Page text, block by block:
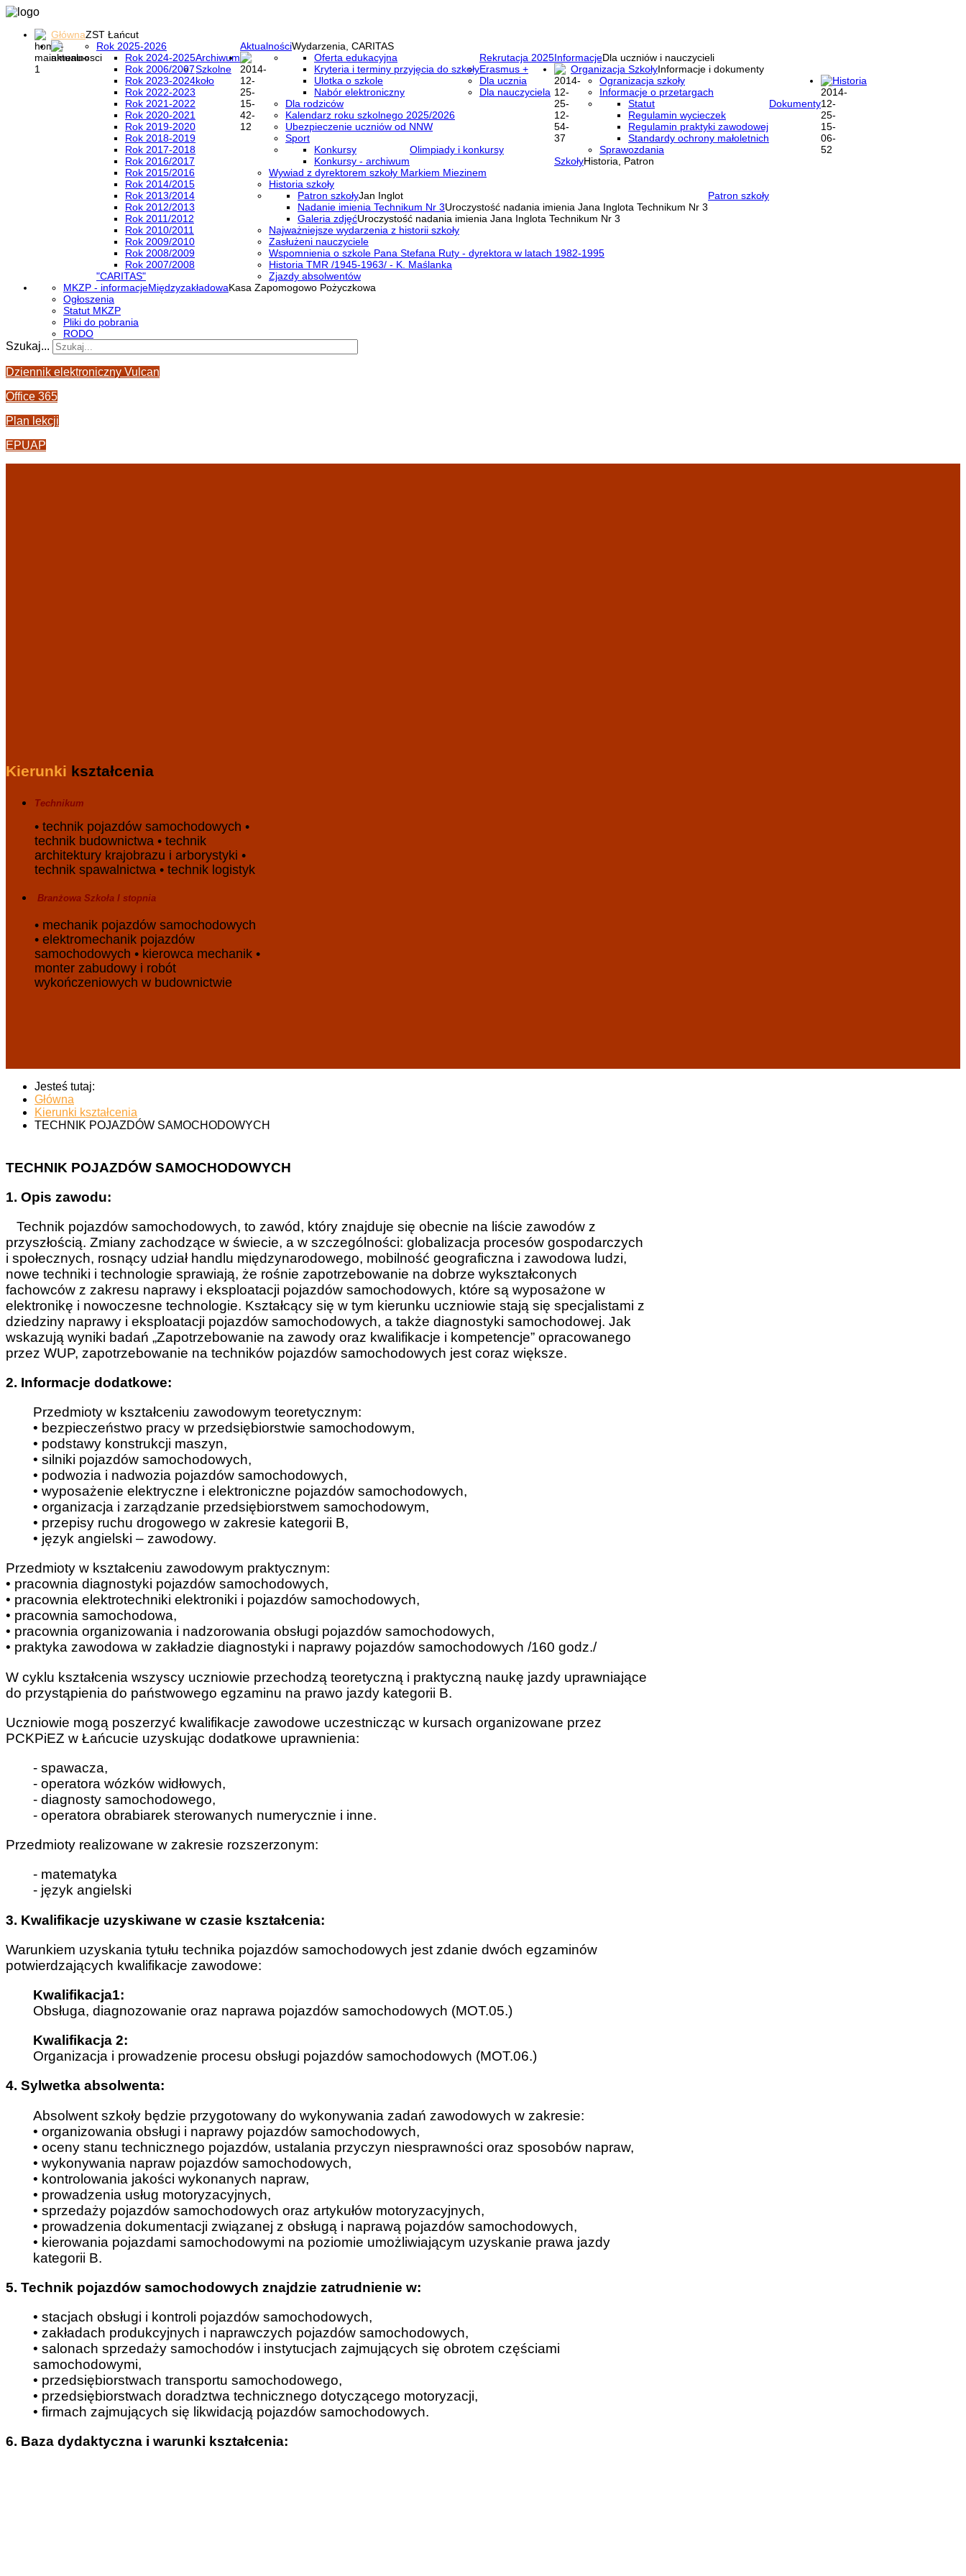
GłównaZST Łańcut
AktualnościWydarzenia, CARITAS
Rok 2025-2026
Archiwum
Rok 2024-2025
Rok 2006/2007
Rok 2023-2024
Rok 2022-2023
Rok 2021-2022
Rok 2020-2021
Rok 2019-2020
Rok 2018-2019
Rok 2017-2018
Rok 2016/2017
Rok 2015/2016
Rok 2014/2015
Rok 2013/2014
Rok 2012/2013
Rok 2011/2012
Rok 2010/2011
Rok 2009/2010
Rok 2008/2009
Rok 2007/2008
Szkolne
koło
"CARITAS"
InformacjeDla uczniów i nauczycieli
Rekrutacja 2025
Oferta edukacyjna
Kryteria i terminy przyjęcia do szkoły
Ulotka o szkole
Nabór elektroniczny
Erasmus +
Dla ucznia
Dla nauczyciela
Dla rodziców
Kalendarz roku szkolnego 2025/2026
Ubezpieczenie uczniów od NNW
Sport
Olimpiady i konkursy
Konkursy
Konkursy - archiwum
Organizacja SzkołyInformacje i dokumenty
Ogranizacja szkoły
Informacje o przetargach
Dokumenty
Statut
Regulamin wycieczek
Regulamin praktyki zawodowej
Standardy ochrony małoletnich
Sprawozdania
Historia
SzkołyHistoria, Patron
Wywiad z dyrektorem szkoły Markiem Miezinem
Historia szkoły
Patron szkoły
Patron szkołyJan Inglot
Nadanie imienia Technikum Nr 3Uroczystość nadania imienia Jana Inglota Technikum Nr 3
Galeria zdjęćUroczystość nadania imienia Jana Inglota Technikum Nr 3
Najważniejsze wydarzenia z historii szkoły
Zasłużeni nauczyciele
Wspomnienia o szkole Pana Stefana Ruty - dyrektora w latach 1982-1995
Historia TMR /1945-1963/ - K. Maślanka
Zjazdy absolwentów
MiędzyzakładowaKasa Zapomogowo Pożyczkowa
MKZP - informacje
Ogłoszenia
Statut MKZP
Pliki do pobrania
RODO
Szukaj...
Dziennik elektroniczny Vulcan
Office 365
Plan lekcji
EPUAP
Kierunki kształcenia
Technikum
• technik pojazdów samochodowych •
technik budownictwa • technik
architektury krajobrazu i arborystyki •
technik spawalnictwa • technik logistyk
Branżowa Szkoła I stopnia
• mechanik pojazdów samochodowych
• elektromechanik pojazdów
samochodowych • kierowca mechanik •
monter zabudowy i robót
wykończeniowych w budownictwie
Jesteś tutaj:
Główna
Kierunki kształcenia
TECHNIK POJAZDÓW SAMOCHODOWYCH
TECHNIK POJAZDÓW SAMOCHODOWYCH
1. Opis zawodu:
Technik pojazdów samochodowych, to zawód, który znajduje się obecnie na liście zawodów z
przyszłością. Zmiany zachodzące w świecie, a w szczególności: globalizacja procesów gospodarczych
i społecznych, rosnący udział handlu międzynarodowego, mobilność geograficzna i zawodowa ludzi,
nowe techniki i technologie sprawiają, że rośnie zapotrzebowanie na dobrze wykształconych
fachowców z zakresu naprawy i eksploatacji pojazdów samochodowych, które są wyposażone w
elektronikę i nowoczesne technologie. Kształcący się w tym kierunku uczniowie stają się specjalistami z
dziedziny naprawy i eksploatacji pojazdów samochodowych, a także diagnostyki samochodowej. Jak
wskazują wyniki badań „Zapotrzebowanie na zawody oraz kwalifikacje i kompetencje” opracowanego
przez WUP, zapotrzebowanie na techników pojazdów samochodowych jest coraz większe.
2. Informacje dodatkowe:
Przedmioty w kształceniu zawodowym teoretycznym:
• bezpieczeństwo pracy w przedsiębiorstwie samochodowym,
• podstawy konstrukcji maszyn,
• silniki pojazdów samochodowych,
• podwozia i nadwozia pojazdów samochodowych,
• wyposażenie elektryczne i elektroniczne pojazdów samochodowych,
• organizacja i zarządzanie przedsiębiorstwem samochodowym,
• przepisy ruchu drogowego w zakresie kategorii B,
• język angielski – zawodowy.
Przedmioty w kształceniu zawodowym praktycznym:
• pracownia diagnostyki pojazdów samochodowych,
• pracownia elektrotechniki elektroniki i pojazdów samochodowych,
• pracownia samochodowa,
• pracownia organizowania i nadzorowania obsługi pojazdów samochodowych,
• praktyka zawodowa w zakładzie diagnostyki i naprawy pojazdów samochodowych /160 godz./
W cyklu kształcenia wszyscy uczniowie przechodzą teoretyczną i praktyczną naukę jazdy uprawniające
do przystąpienia do państwowego egzaminu na prawo jazdy kategorii B.
Uczniowie mogą poszerzyć kwalifikacje zawodowe uczestnicząc w kursach organizowane przez
PCKPiEZ w Łańcucie uzyskując dodatkowe uprawnienia:
- spawacza,
- operatora wózków widłowych,
- diagnosty samochodowego,
- operatora obrabiarek sterowanych numerycznie i inne.
Przedmioty realizowane w zakresie rozszerzonym:
- matematyka
- język angielski
3. Kwalifikacje uzyskiwane w czasie kształcenia:
Warunkiem uzyskania tytułu technika pojazdów samochodowych jest zdanie dwóch egzaminów
potwierdzających kwalifikacje zawodowe:
Kwalifikacja1:
Obsługa, diagnozowanie oraz naprawa pojazdów samochodowych (MOT.05.)
Kwalifikacja 2:
Organizacja i prowadzenie procesu obsługi pojazdów samochodowych (MOT.06.)
4. Sylwetka absolwenta:
Absolwent szkoły będzie przygotowany do wykonywania zadań zawodowych w zakresie:
• organizowania obsługi i naprawy pojazdów samochodowych,
• oceny stanu technicznego pojazdów, ustalania przyczyn niesprawności oraz sposobów napraw,
• wykonywania napraw pojazdów samochodowych,
• kontrolowania jakości wykonanych napraw,
• prowadzenia usług motoryzacyjnych,
• sprzedaży pojazdów samochodowych oraz artykułów motoryzacyjnych,
• prowadzenia dokumentacji związanej z obsługą i naprawą pojazdów samochodowych,
• kierowania pojazdami samochodowymi na poziomie umożliwiającym uzyskanie prawa jazdy
kategorii B.
5. Technik pojazdów samochodowych znajdzie zatrudnienie w:
• stacjach obsługi i kontroli pojazdów samochodowych,
• zakładach produkcyjnych i naprawczych pojazdów samochodowych,
• salonach sprzedaży samochodów i instytucjach zajmujących się obrotem częściami
samochodowymi,
• przedsiębiorstwach transportu samochodowego,
• przedsiębiorstwach doradztwa technicznego dotyczącego motoryzacji,
• firmach zajmujących się likwidacją pojazdów samochodowych.
6. Baza dydaktyczna i warunki kształcenia: